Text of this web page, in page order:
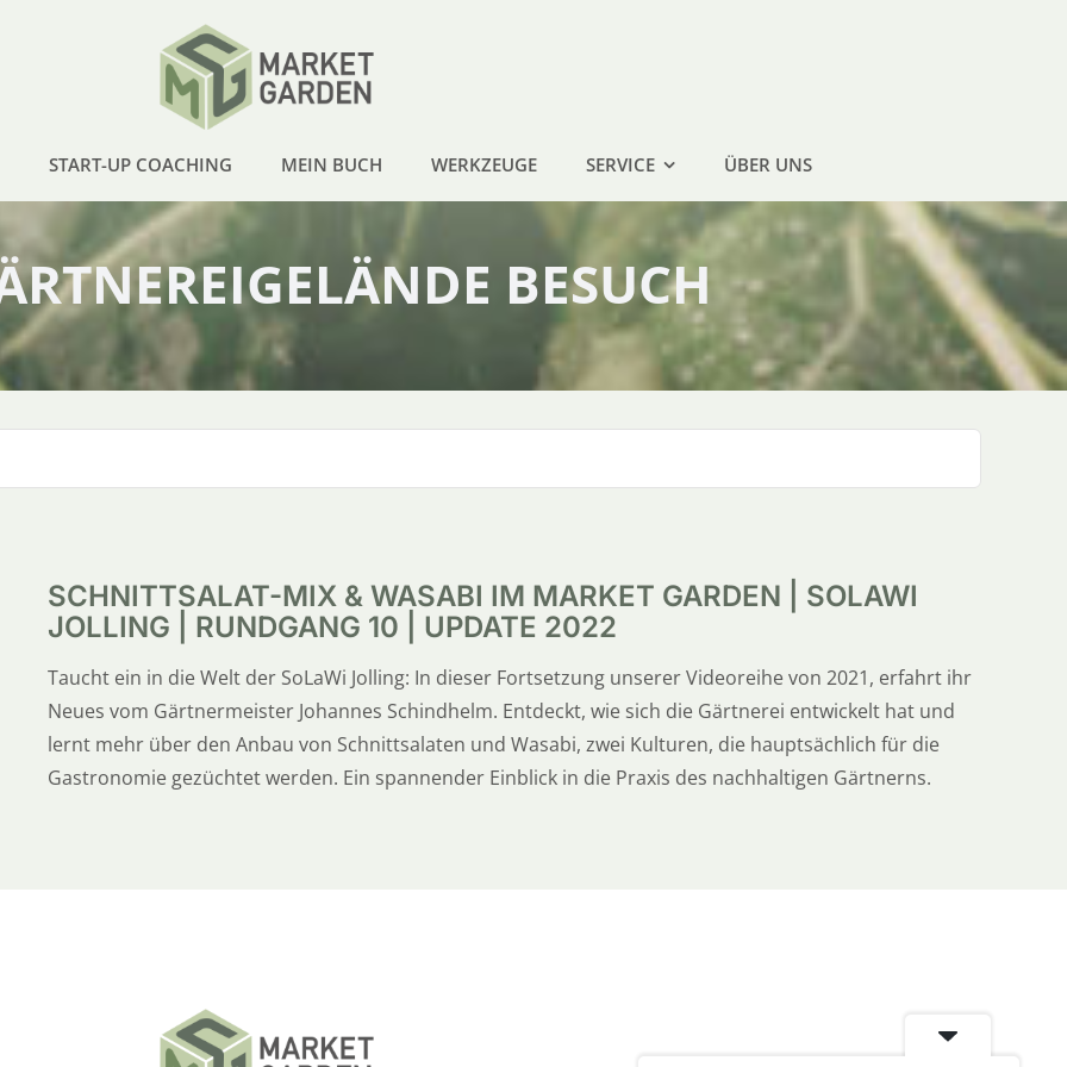
START-UP COACHING MEIN BUCH WERKZEUGE SERVICE ÜBER UNS
BESUCH
SCHNITTSALAT-MIX & WASABI IM MARKET GARDEN | SOLAWI
JOLLING | RUNDGANG 10 | UPDATE 2022
Taucht ein in die Welt der SoLaWi Jolling: In dieser Fortsetzung unserer Videoreihe von 2021, erfahrt ihr
Neues vom Gärtnermeister Johannes Schindhelm. Entdeckt, wie sich die Gärtnerei entwickelt hat und
lernt mehr über den Anbau von Schnittsalaten und Wasabi, zwei Kulturen, die hauptsächlich für die
Gastronomie gezüchtet werden. Ein spannender Einblick in die Praxis des nachhaltigen Gärtnerns.